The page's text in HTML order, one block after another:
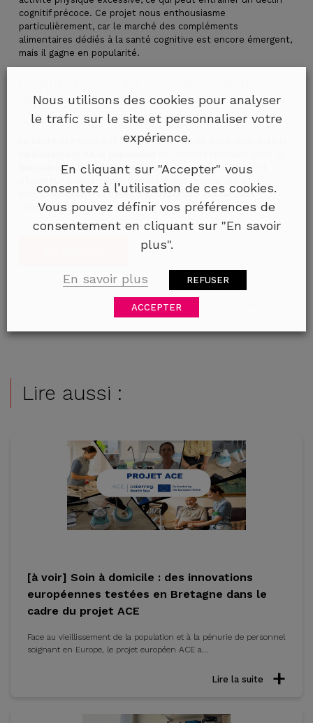
cognitif précoce. Ce projet nous enthousiasme
particulièrement, car le marché des compléments
alimentaires dédiés à la santé cognitive est encore émergent,
mais il gagne en popularité.
de beaux jours devant elle ?
La santé cognitive est un champ en pleine expansion avec le
bien-vieilliret lasanté mentale. Nous mettons un point
d’honneur à développer des solutions innovantes et
scientifiquement validées pour répondre aux besoins
croissants de ce marché.
Lire aussi :
[à voir] Soin à domicile : des innovations
européennes testées en Bretagne dans le
cadre du projet ACE
Face au vieillissement de la population et à la pénurie de personnel
soignant en Europe, le projet européen ACE a...
Lire la suite
Nous utilisons des cookies pour analyser
le trafic sur le site et personnaliser votre
expérience.
En cliquant sur "Accepter" vous
consentez à l’utilisation de ces cookies.
Vous pouvez définir vos préférences de
consentement en cliquant sur "En savoir
plus".
En savoir plus REFUSER
ACCEPTER